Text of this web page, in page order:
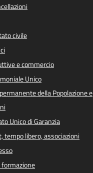
civile
e commercio
Unico
della Popolazione e
Unico di Garanzia
tempo libero, associazioni
formazione